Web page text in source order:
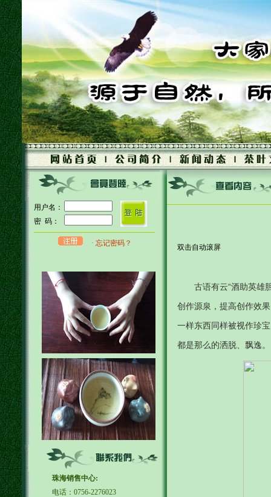
用户名：
密 码：
· 忘记密码？
珠海销售中心:
电话：0756-2276023
双击自动滚屏
古语有云“酒助英雄
创作源泉，提高创作效
一样东西同样被视作珍
都是那么的洒脱、飘逸。